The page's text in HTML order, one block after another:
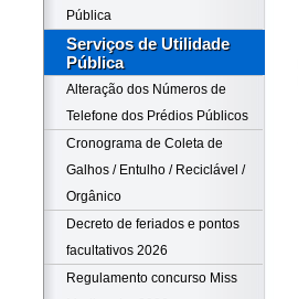
Pública
Serviços de Utilidade
Pública
Alteração dos Números de
Telefone dos Prédios Públicos
Cronograma de Coleta de
Galhos / Entulho / Reciclável /
Orgânico
Decreto de feriados e pontos
facultativos 2026
Regulamento concurso Miss